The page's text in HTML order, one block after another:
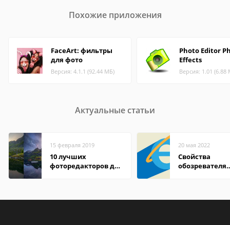
Похожие приложения
FaceArt: фильтры
для фото
Версия: 4.1.1 (92.44 МБ)
Photo Editor
Effects
Версия: 1.01 (6.88
Актуальные статьи
15 февраля 2019
10 лучших
фоторедакторов для
20 мая 2022
Свойства
обозревателя